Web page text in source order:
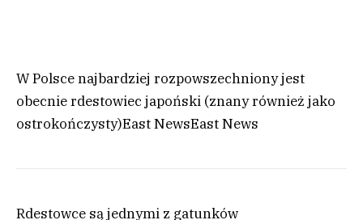
W Polsce najbardziej rozpowszechniony jest
obecnie rdestowiec japoński (znany również jako
ostrokończysty)East NewsEast News
Rdestowce są jednymi z gatunków